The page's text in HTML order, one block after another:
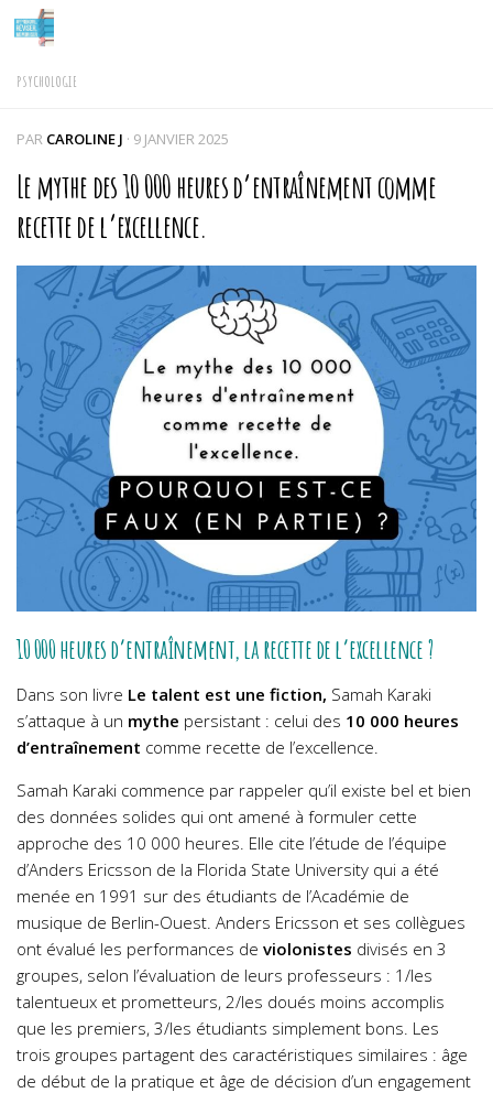
Skip to content
PSYCHOLOGIE
PAR CAROLINE J · 9 JANVIER 2025
Le mythe des 10 000 heures d’entraînement comme
recette de l’excellence.
10 000 heures d’entraînement, la recette de l’excellence ?
Dans son livre Le talent est une fiction, Samah Karaki
s’attaque à un mythe persistant : celui des 10 000 heures
d’entraînement comme recette de l’excellence.
Samah Karaki commence par rappeler qu’il existe bel et bien
des données solides qui ont amené à formuler cette
approche des 10 000 heures. Elle cite l’étude de l’équipe
d’Anders Ericsson de la Florida State University qui a été
menée en 1991 sur des étudiants de l’Académie de
musique de Berlin-Ouest. Anders Ericsson et ses collègues
ont évalué les performances de violonistes divisés en 3
groupes, selon l’évaluation de leurs professeurs : 1/les
talentueux et prometteurs, 2/les doués moins accomplis
que les premiers, 3/les étudiants simplement bons. Les
trois groupes partagent des caractéristiques similaires : âge
de début de la pratique et âge de décision d’un engagement